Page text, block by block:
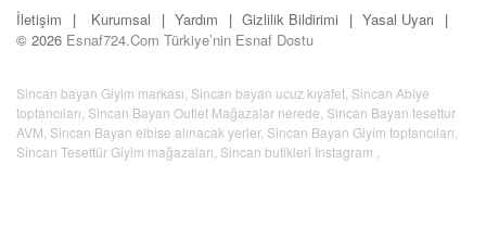
İletişim Kurumsal Yardım Gizlilik Bildirimi
Yasal Uyarı
© 2026 Esnaf724.Com Türkiye’nin Esnaf Dostu
Sincan bayan Giyim markası Sincan bayan ucuz kıyafet Sincan Abiye
toptancıları Sincan Bayan Outlet Mağazalar nerede Sincan Bayan tesettur
AVM Sincan Bayan elbise alınacak yerler, Sincan Bayan Giyim toptancıları
Sincan Tesettür Giyim mağazaları Sincan butikleri Instagram